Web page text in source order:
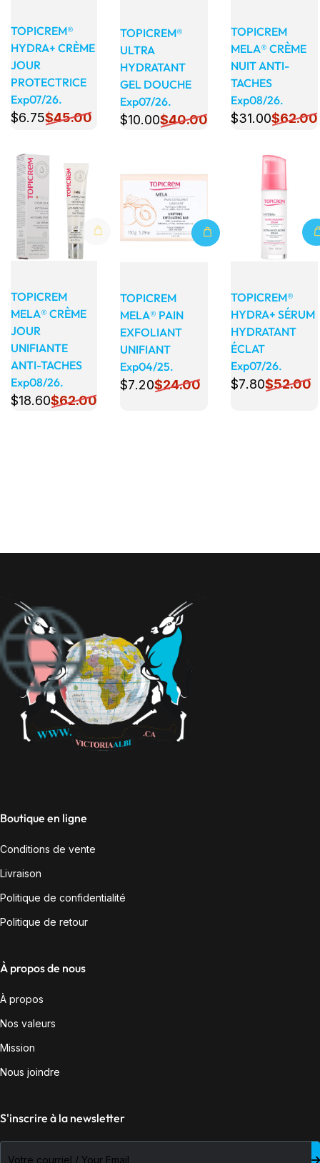
TOPICREM®
HYDRA+ CRÈME
JOUR
PROTECTRICE
Exp07/26.
$6.75$45.00
TOPICREM®
ULTRA
HYDRATANT
GEL DOUCHE
Exp07/26.
$10.00$40.00
TOPICREM
MELA® CRÈME
NUIT ANTI-
TACHES
Exp08/26.
$31.00$62.00
Détails
TOPICREM
MELA® CRÈME
JOUR
UNIFIANTE
ANTI-TACHES
Exp08/26.
$18.60$62.00
TOPICREM
MELA® PAIN
EXFOLIANT
UNIFIANT
Exp04/25.
$7.20$24.00
TOPICREM®
HYDRA+ SÉRUM
HYDRATANT
ÉCLAT
Exp07/26.
$7.80$52.00
Boutique en ligne
Conditions de vente
Livraison
Politique de confidentialité
Politique de retour
À propos de nous
À propos
Nos valeurs
Mission
Nous joindre
S'inscrire à la newsletter